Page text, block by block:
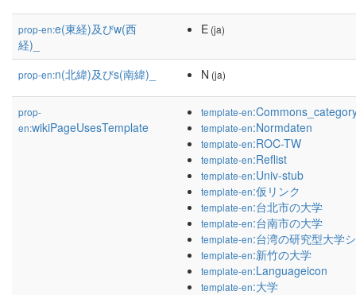
prop-en:e(東経)及びw(西
経)_
E (ja)
prop-en:n(北緯)及びs(南緯)_ N (ja)
prop-
en:wikiPageUsesTemplate
template-en
template-en:Normdaten
template-en:ROC-TW
template-en:Reflist
template-en:Univ-stub
template-en:仮リンク
template-en:台北市の大学
template-en:台南市の大学
template-en:台湾の研究型大学
template-en:新竹の大学
template-en:Languageicon
template-en:大学